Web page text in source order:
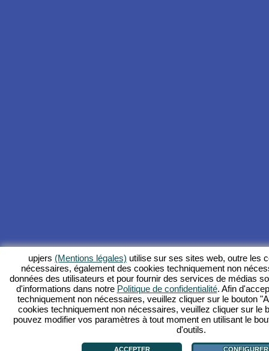
upjers (Mentions légales) utilise sur ses sites web, outre les
nécessaires, également des cookies techniquement non
données des utilisateurs et pour fournir des services de médias
d'informations dans notre Politique de confidentialité. Afin
techniquement non nécessaires, veuillez cliquer sur le bouton
cookies techniquement non nécessaires, veuillez cliquer sur le
pouvez modifier vos paramètres à tout moment en utilisant le
d'outils.
ACCEPTER CONFIGURER